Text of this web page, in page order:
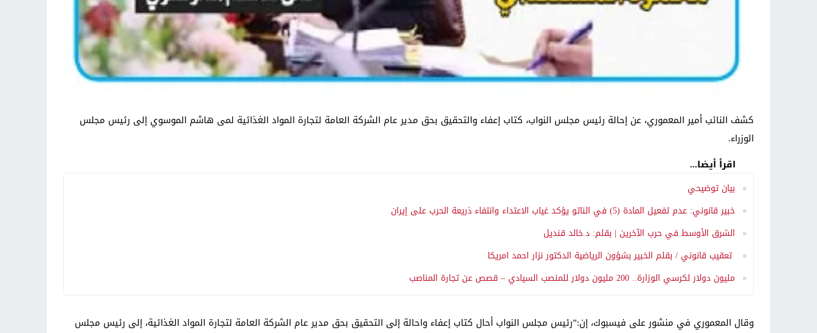
كشف النائب أمير المعموري، عن إحالة رئيس مجلس النواب، كتاب إعفاء والتحقيق بحق مدير عام الشركة العامة لتجارة المواد الغذائية لمى هاشم الموسوي إلى رئيس مجلس
الوزراء.
اقرأ أيضا...
بيان توضيحي
خبير قانوني: عدم تفعيل المادة (5) في الناتو يؤكد غياب الاعتداء وانتفاء ذريعة الحرب على إيران
الشرق الأوسط في حرب الآخرين | بقلم: د.خالد قنديل
تعقيب قانوني / بقلم الخبير بشؤون الرياضية الدكتور نزار احمد امريكا
مليون دولار لكرسي الوزارة.. 200 مليون دولار للمنصب السيادي – قصص عن تجارة المناصب
وقال المعموري في منشور على فيسبوك، إن:”رئيس مجلس النواب أحال كتاب إعفاء واحالة إلى التحقيق بحق مدير عام الشركة العامة لتجارة المواد الغذائية، إلى رئيس مجلس